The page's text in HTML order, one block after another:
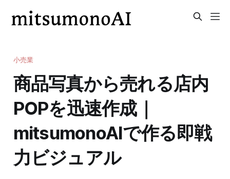
小売業
商品写真から売れる店内
POPを迅速作成｜
mitsumonoAIで作る即戦
力ビジュアル